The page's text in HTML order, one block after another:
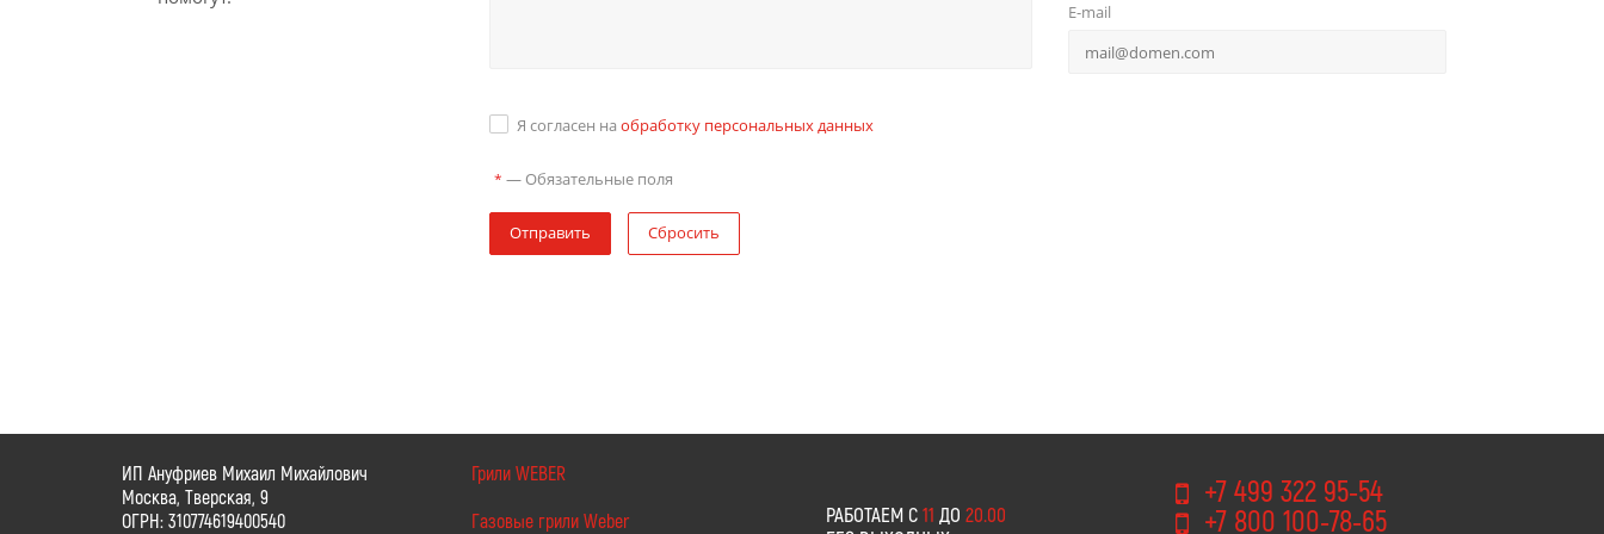
E-mail
Я согласен на обработку персональных данных
* — Обязательные поля
Отправить Сбросить
ИП Ануфриев Михаил Михайлович
Москва, Тверская, 9
ОГРН: 310774619400540
Грили WEBER
Газовые грили Weber РАБОТАЕМ С 11 ДО 20.00
+7 499 322 95-54
+7 800 100-78-65